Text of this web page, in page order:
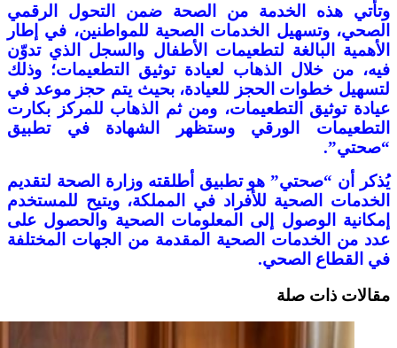
وتأتي هذه الخدمة من الصحة ضمن التحول الرقمي
الصحي، وتسهيل الخدمات الصحية للمواطنين، في إطار
الأهمية البالغة لتطعيمات الأطفال والسجل الذي تدوّن
فيه، من خلال الذهاب لعيادة توثيق التطعيمات؛ وذلك
لتسهيل خطوات الحجز للعيادة، بحيث يتم حجز موعد في
عيادة توثيق التطعيمات، ومن ثم الذهاب للمركز بكارت
التطعيمات الورقي وستظهر الشهادة في تطبيق
“صحتي”.
يُذكر أن “صحتي” هو تطبيق أطلقته وزارة الصحة لتقديم
الخدمات الصحية للأفراد في المملكة، ويتيح للمستخدم
إمكانية الوصول إلى المعلومات الصحية والحصول على
عدد من الخدمات الصحية المقدمة من الجهات المختلفة
في القطاع الصحي.
مقالات ذات صلة